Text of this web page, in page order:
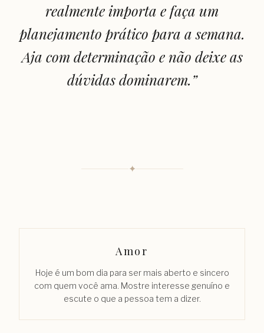
realmente importa e faça um
planejamento prático para a semana.
Aja com determinação e não deixe as
dúvidas dominarem.”
✦
Amor
Hoje é um bom dia para ser mais aberto e sincero
com quem você ama. Mostre interesse genuíno e
escute o que a pessoa tem a dizer.